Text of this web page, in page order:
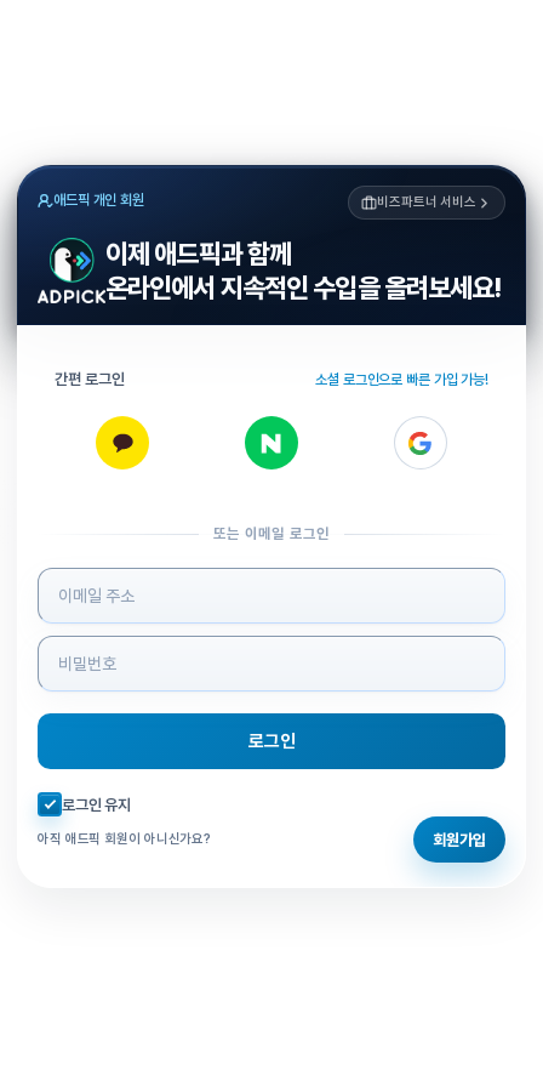
애드픽 개인 회원 비즈파트너 서비스
이제 애드픽과 함께
온라인에서 지속적인 수입을 올려보세요!
간편 로그인 소셜 로그인으로 빠른 가입 가능!
또는 이메일 로그인
로그인 정보 입력
로그인
자동로그인 체크
로그인 유지
아직 애드픽 회원이 아니신가요? 회원가입